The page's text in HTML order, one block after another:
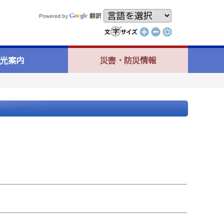
案内 災害・防災情報